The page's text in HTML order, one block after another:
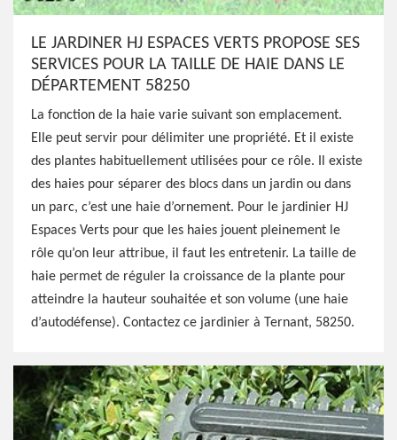
LE JARDINER HJ ESPACES VERTS PROPOSE SES
SERVICES POUR LA TAILLE DE HAIE DANS LE
DÉPARTEMENT 58250
La fonction de la haie varie suivant son emplacement.
Elle peut servir pour délimiter une propriété. Et il existe
des plantes habituellement utilisées pour ce rôle. Il existe
des haies pour séparer des blocs dans un jardin ou dans
un parc, c’est une haie d’ornement. Pour le jardinier HJ
Espaces Verts pour que les haies jouent pleinement le
rôle qu’on leur attribue, il faut les entretenir. La taille de
haie permet de réguler la croissance de la plante pour
atteindre la hauteur souhaitée et son volume (une haie
d’autodéfense). Contactez ce jardinier à Ternant, 58250.